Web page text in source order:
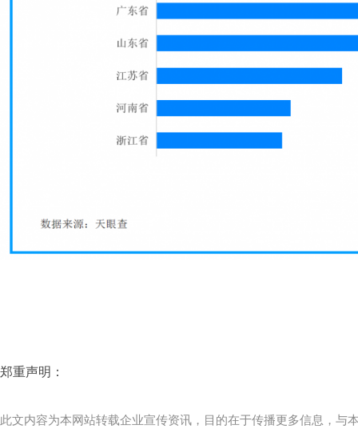
郑重声明：
此文内容为本网站转载企业宣传资讯，目的在于传播更多信息，与